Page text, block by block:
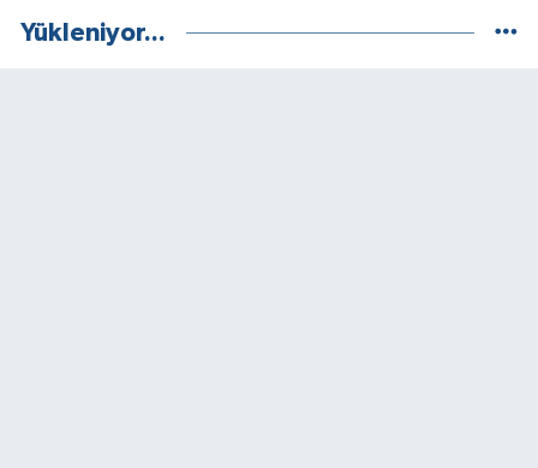
Yükleniyor...